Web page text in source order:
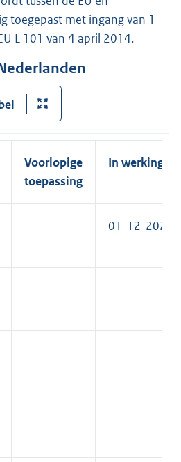
k
)
l
toegepast met ingang van 1
L 101 van 4 april 2014.
Voorlopige
toepassing
In werking
01-12-2025